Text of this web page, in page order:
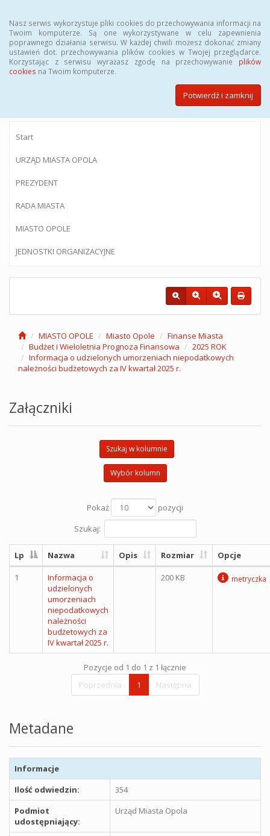
Nasz serwis wykorzystuje pliki cookies do przechowywania informacji na
Twoim komputerze. Są one wykorzystywane w celu zapewnienia
poprawnego działania serwisu. W każdej chwili możesz dokonać zmiany
ustawień dot. przechowywania plików cookies w Twojej przeglądarce.
Korzystając z serwisu wyrażasz zgodę na przechowywanie plików
cookies na Twoim komputerze.
Potwierdź i zamknij
BIULETYN INFORMACJI PUBLICZNEJ
Urzędu Miasta Opola
Start
URZĄD MIASTA OPOLA
PREZYDENT
RADA MIASTA
MIASTO OPOLE
JEDNOSTKI ORGANIZACYJNE
MIASTO OPOLE Miasto Opole
Finanse Miasta
Budżet i Wieloletnia Prognoza Finansowa
2025 ROK
Informacja o udzielonych umorzeniach niepodatkowych
należności budżetowych za IV kwartał 2025 r.
Załączniki
Szukaj w kolumnie
Wybór kolumn
Pokaż
pozycji
Szukaj:
Lp Nazwa Opis Rozmiar Opcje
1
Informacja o
udzielonych
umorzeniach
niepodatkowych
należności
budżetowych za
IV kwartał 2025 r.
200 KB metryczka
Pozycje od 1 do 1 z 1 łącznie
Poprzednia
1 Następna
Metadane
Informacje
Ilość odwiedzin:
354
Podmiot
udostępniający:
Urząd Miasta Opola